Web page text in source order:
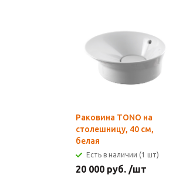
Раковина TONO на
столешницу, 40 см,
белая
Есть в наличии (1 шт)
20 000 руб. /шт